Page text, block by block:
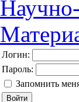
Логин:
Пароль:
Запомнить